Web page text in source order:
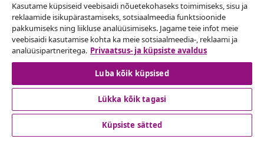
vidaXL
Vaata rohkem
© 2008-2026 vidaXL www.vidaxl.ee on vidaXL Marketplace
Kasutame küpsiseid veebisaidi nõuetekohaseks toimimiseks, sisu ja
reklaamide isikupärastamiseks, sotsiaalmeedia funktsioonide
pakkumiseks ning liikluse analüüsimiseks. Jagame teie infot meie
veebisaidi kasutamise kohta ka meie sotsiaalmeedia-, reklaami ja
analüüsipartneritega. Privaatsus- ja küpsiste avaldus
Luba kõik küpsised
Lükka kõik tagasi
Küpsiste sätted